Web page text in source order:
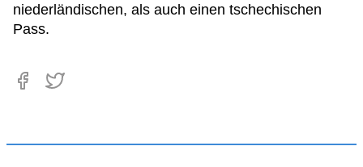
niederländischen, als auch einen tschechischen
Pass.